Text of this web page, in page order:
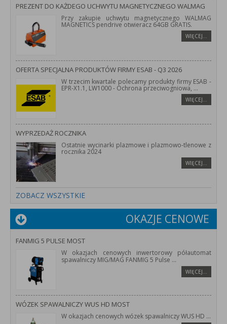
PREZENT DO KAŻDEGO UCHWYTU MAGNETYCZNEGO WALMAG
Przy zakupie uchwytu magnetycznego WALMAG
MAGNETICS pendrive otwieracz 64GB GRATIS.
WIĘCEJ…
OFERTA SPECJALNA PRODUKTÓW FIRMY ESAB - Q3 2026
W trzecim kwartale polecamy produkty firmy ESAB -
EPR-X1.1, LW1000 - Ochrona przeciwogniowa, ...
WIĘCEJ…
WYPRZEDAŻ ROCZNIKA
Ostatnie wycinarki plazmowe i plazmowo-tlenowe z
rocznika 2024
WIĘCEJ…
ZOBACZ WSZYSTKIE
OKAZJE CENOWE
FANMIG 5 PULSE MOST
W okazjach cenowych inwertorowy półautomat
spawalniczy MIG/MAG FANMIG 5 Pulse ...
WIĘCEJ…
WÓZEK SPAWALNICZY WUS HD MOST
W okazjach cenowych wózek spawalniczy WUS HD ...